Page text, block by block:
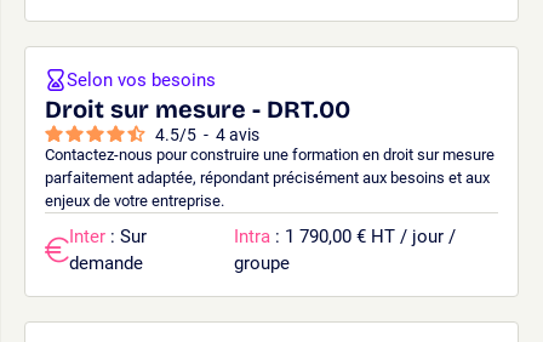
Droit sur mesure - DRT.00
4.5/5 - 4avis
Contactez-nous pour construire une formation en droit sur mesure
parfaitement adaptée, répondant précisément aux besoins et aux
enjeux de votre entreprise.
Selon vos besoins
Inter : Sur
demande
Intra : 1 790,00 € HT / jour /
groupe